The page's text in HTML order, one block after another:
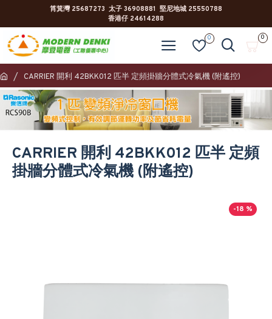
筲箕灣 25687273 太子 36908881 堅尼地城 25550788
香港仔 24614288
0 0
CARRIER 開利 42BKK012 匹半 定頻掛牆分體式冷氣機 (附遙控)
CARRIER 開利 42BKK012 匹半 定頻
掛牆分體式冷氣機 (附遙控)
-18 %